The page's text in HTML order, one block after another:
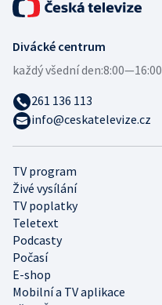
TV program
Živé vysílání
TV poplatky
Teletext
Podcasty
Počasí
E-shop
Mobilní a TV aplikace
Divácké centrum
každý všední den:
261 136 113
info@ceskatelevize.cz